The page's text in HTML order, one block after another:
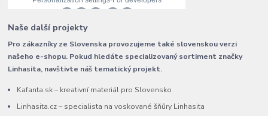
Naše další projekty
Pro zákazníky ze Slovenska provozujeme také slovenskou verzi
našeho e-shopu. Pokud hledáte specializovaný sortiment značky
Linhasita, navštivte náš tematický projekt.
Kafanta.sk – kreativní materiál pro Slovensko
Linhasita.cz – specialista na voskované šňůry Linhasita